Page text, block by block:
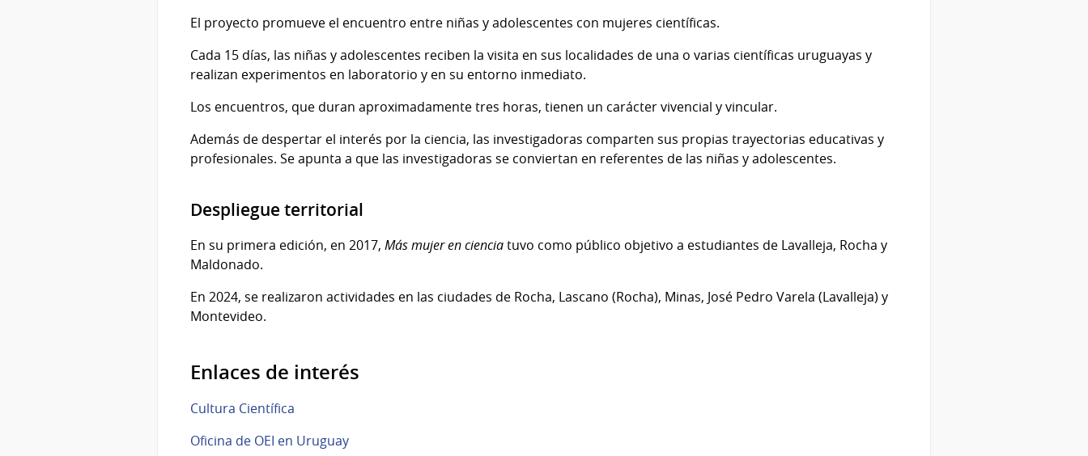
El proyecto promueve el encuentro entre niñas y adolescentes con mujeres científicas.
Cada 15 días, las niñas y adolescentes reciben la visita en sus localidades de una o varias científicas uruguayas y
realizan experimentos en laboratorio y en su entorno inmediato.
Los encuentros, que duran aproximadamente tres horas, tienen un carácter vivencial y vincular.
Además de despertar el interés por la ciencia, las investigadoras comparten sus propias trayectorias educativas y
profesionales. Se apunta a que las investigadoras se conviertan en referentes de las niñas y adolescentes.
Despliegue territorial
En su primera edición, en 2017, Más mujer en cienciatuvo como público objetivo a estudiantes de Lavalleja, Rocha y
Maldonado.
En 2024, se realizaron actividades en las ciudades de Rocha, Lascano (Rocha), Minas, José Pedro Varela (Lavalleja) y
Montevideo.
Enlaces de interés
Cultura Científica
Oficina de OEI en Uruguay